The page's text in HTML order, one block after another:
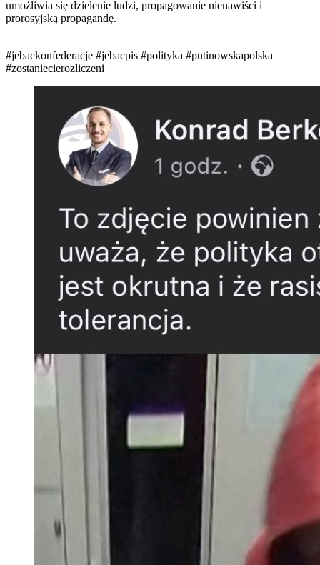
umożliwia się dzielenie ludzi, propagowanie nienawiści i
prorosyjską propagandę.
#jebackonfederacje #jebacpis #polityka #putinowskapolska
#zostaniecierozliczeni